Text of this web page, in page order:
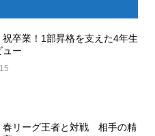
祝卒業！1部昇格を支えた4年生
ュー
春リーグ王者と対戦 相手の精